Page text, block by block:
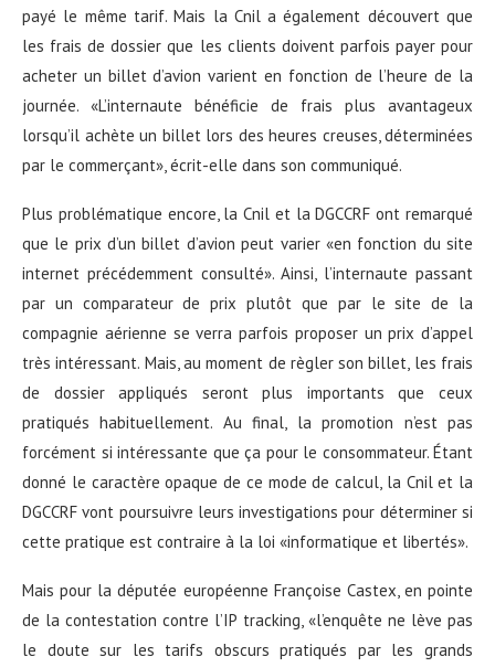
payé le même tarif. Mais la Cnil a également découvert que
les frais de dossier que les clients doivent parfois payer pour
acheter un billet d’avion varient en fonction de l’heure de la
journée. «L’internaute bénéficie de frais plus avantageux
lorsqu’il achète un billet lors des heures creuses, déterminées
par le commerçant», écrit-elle dans son communiqué.
Plus problématique encore, la Cnil et la DGCCRF ont remarqué
que le prix d’un billet d’avion peut varier «en fonction du site
internet précédemment consulté». Ainsi, l’internaute passant
par un comparateur de prix plutôt que par le site de la
compagnie aérienne se verra parfois proposer un prix d’appel
très intéressant. Mais, au moment de règler son billet, les frais
de dossier appliqués seront plus importants que ceux
pratiqués habituellement. Au final, la promotion n’est pas
forcément si intéressante que ça pour le consommateur. Étant
donné le caractère opaque de ce mode de calcul, la Cnil et la
DGCCRF vont poursuivre leurs investigations pour déterminer si
cette pratique est contraire à la loi «informatique et libertés».
Mais pour la députée européenne Françoise Castex, en pointe
de la contestation contre l’IP tracking, «l’enquête ne lève pas
le doute sur les tarifs obscurs pratiqués par les grands